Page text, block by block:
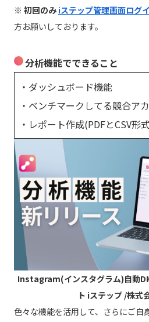
※ 初回のみ iステップ管理画面ログ
方お願いしております。
分析機能でできること
・ダッシュボード機能
・ベンチマークしてる競合ア
・レポート作成(PDFとCSV形
Instagram(インスタグラム)自動
ト iステップ /株式
色々な機能を活用して、さらにご